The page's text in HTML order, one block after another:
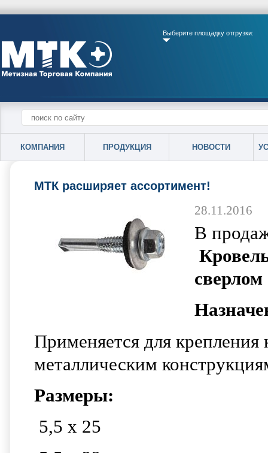
Выберите площадку отгрузки:
КОМПАНИЯ ПРОДУКЦИЯ НОВОСТИ
МТК расширяет ассортимент!
28.11.2016
В
Применяется для крепления
металлическим
Размеры:
5,5 x 25